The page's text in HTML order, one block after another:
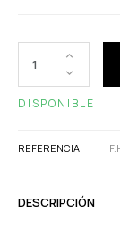
DISPONIBLE
REFERENCIA
DESCRIPCIÓN